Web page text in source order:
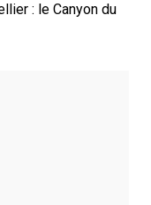
: le Canyon du